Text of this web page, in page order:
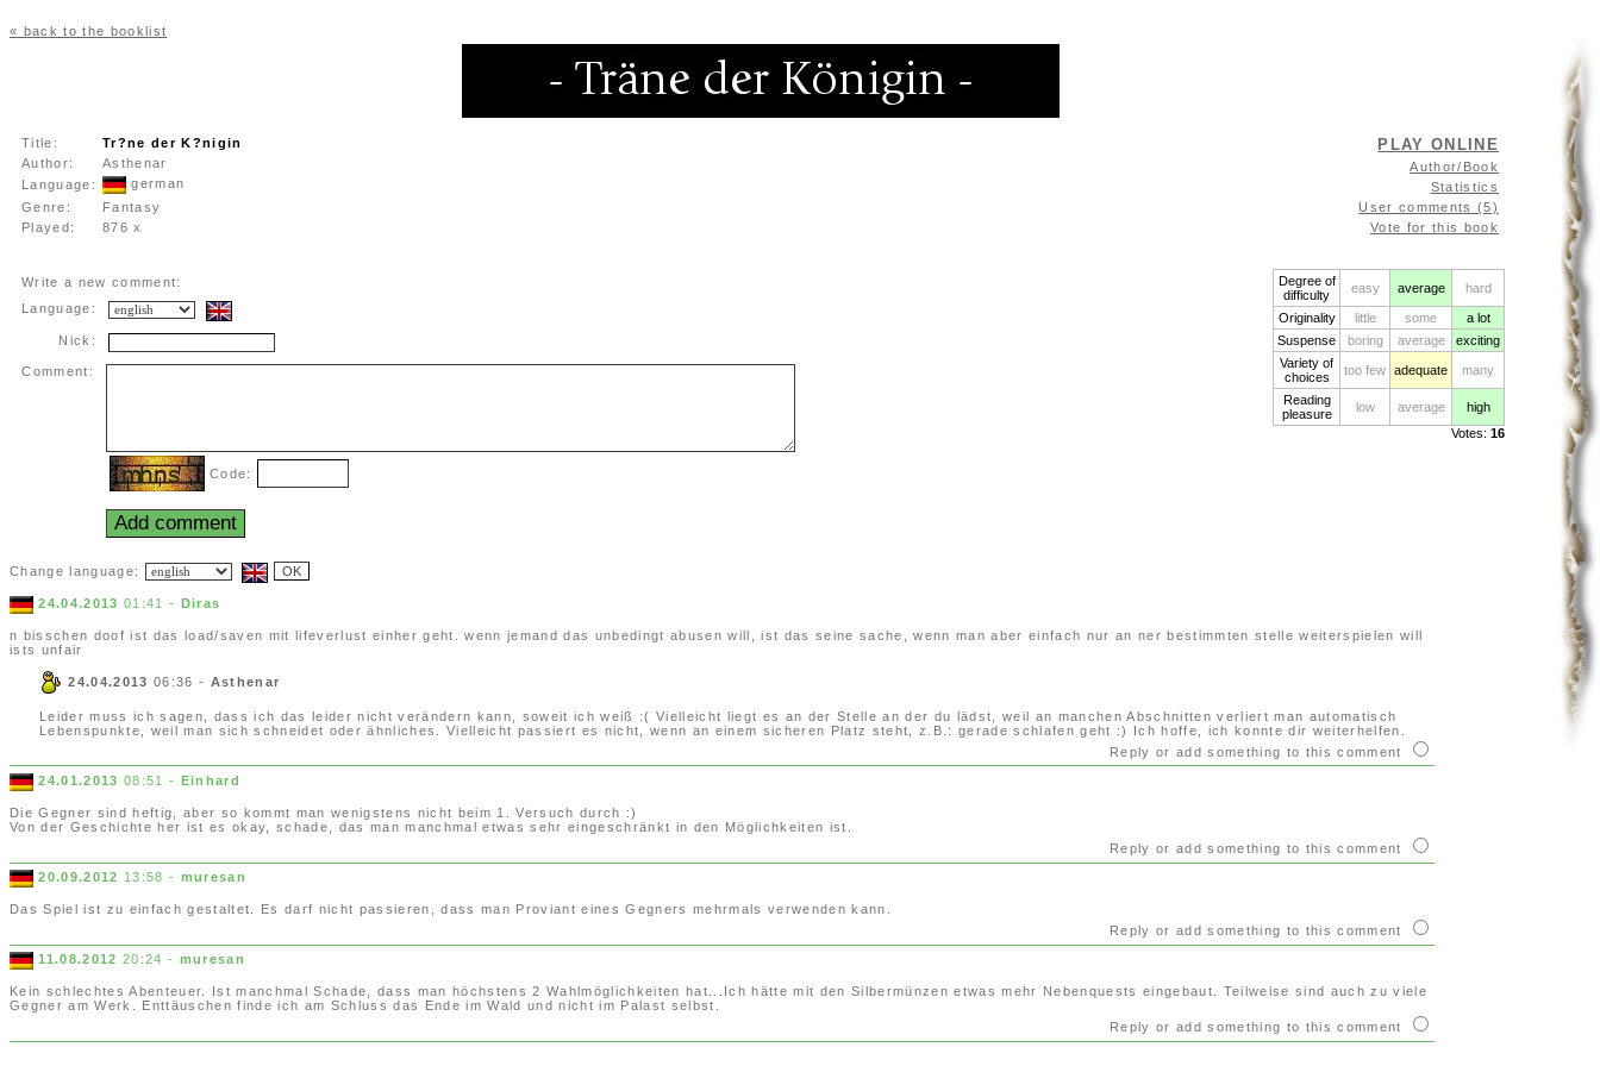
« back to the booklist
Title:
Tr?ne der K?nigin
Author:
Asthenar
Language:
german
Genre:
Fantasy
Played:
876 x
Write a new comment:
Language:
Nick:
Comment:
Code:
PLAY ONLINE
Author/Book
Statistics
User comments (5)
Vote for this book
Degree of
difficulty
easy average hard
Originality little some
a lot
Suspense
boring average
exciting
Variety of
choices
too few adequate many
Reading
pleasure
low average
high
Votes: 16
Change language:
24.04.2013 01:41 - Diras
n bisschen doof ist das load/saven mit lifeverlust einher geht. wenn jemand das unbedingt abusen will, ist das seine sache, wenn man aber einfach nur an ner bestimmten stelle weiterspielen will
ists unfair
24.04.2013 06:36 - Asthenar
Leider muss ich sagen, dass ich das leider nicht verändern kann, soweit ich weiß :( Vielleicht liegt es an der Stelle an der du lädst, weil an manchen Abschnitten verliert man automatisch
Lebenspunkte, weil man sich schneidet oder ähnliches. Vielleicht passiert es nicht, wenn an einem sicheren Platz steht, z.B.: gerade schlafen geht :) Ich hoffe, ich konnte dir weiterhelfen.
Reply or add something to this comment
24.01.2013 08:51 - Einhard
Die Gegner sind heftig, aber so kommt man wenigstens nicht beim 1. Versuch durch :)
Von der Geschichte her ist es okay, schade, das man manchmal etwas sehr eingeschränkt in den Möglichkeiten ist.
Reply or add something to this comment
20.09.2012 13:58 - muresan
Das Spiel ist zu einfach gestaltet. Es darf nicht passieren, dass man Proviant eines Gegners mehrmals verwenden kann.
Reply or add something to this comment
11.08.2012 20:24 - muresan
Kein schlechtes Abenteuer. Ist manchmal Schade, dass man höchstens 2 Wahlmöglichkeiten hat...Ich hätte mit den Silbermünzen etwas mehr Nebenquests eingebaut. Teilweise sind auch zu viele
Gegner am Werk. Enttäuschen finde ich am Schluss das Ende im Wald und nicht im Palast selbst.
Reply or add something to this comment